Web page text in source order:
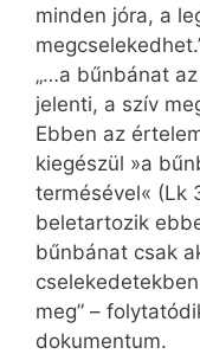
minden jóra, a
„…a bűnbánat
jelenti, a szív
Ebben az
kiegészül »a
termésével« (Lk
beletartozik
bűnbánat csak
meg” –
dokumentum.